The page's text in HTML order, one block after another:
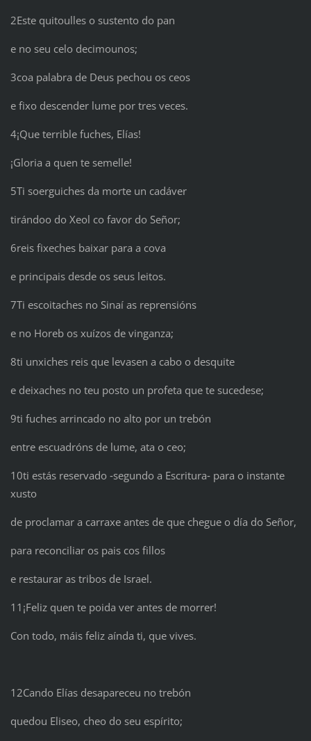
2Este quitoulles o sustento do pan
e no seu celo decimounos;
3coa palabra de Deus pechou os ceos
e fixo descender lume por tres veces.
4¡Que terrible fuches, Elías!
¡Gloria a quen te semelle!
5Ti soerguiches da morte un cadáver
tirándoo do Xeol co favor do Señor;
6reis fixeches baixar para a cova
e principais desde os seus leitos.
7Ti escoitaches no Sinaí as reprensións
e no Horeb os xuízos de vinganza;
8ti unxiches reis que levasen a cabo o desquite
e deixaches no teu posto un profeta que te sucedese;
9ti fuches arrincado no alto por un trebón
entre escuadróns de lume, ata o ceo;
10ti estás reservado ‑segundo a Escritura‑ para o instante
xusto
de proclamar a carraxe antes de que chegue o día do Señor,
para reconciliar os pais cos fillos
e restaurar as tribos de Israel.
11¡Feliz quen te poida ver antes de morrer!
Con todo, máis feliz aínda ti, que vives.
12Cando Elías desapareceu no trebón
quedou Eliseo, cheo do seu espírito;